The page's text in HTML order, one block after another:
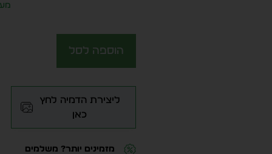
הוספה לסל
ליצירת הדמיה לחץ
כאן
מזמינים יותר? משלמים